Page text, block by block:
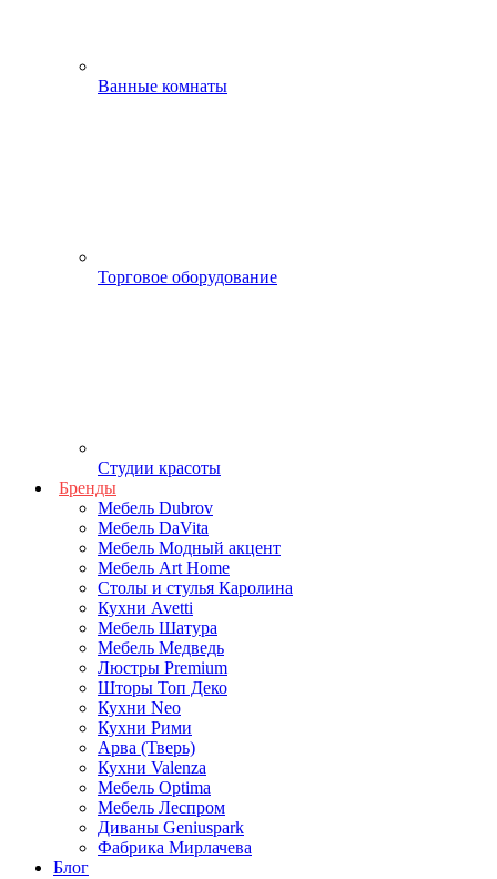
Ванные комнаты
Торговое оборудование
Студии красоты
Бренды
Мебель Dubrov
Мебель DaVita
Мебель Модный акцент
Мебель Art Home
Столы и стулья Каролина
Кухни Avetti
Мебель Шатура
Мебель Медведь
Люстры Premium
Шторы Топ Деко
Кухни Neo
Кухни Рими
Арва (Тверь)
Кухни Valenza
Мебель Optima
Мебель Леспром
Диваны Geniuspark
Фабрика Мирлачева
Блог